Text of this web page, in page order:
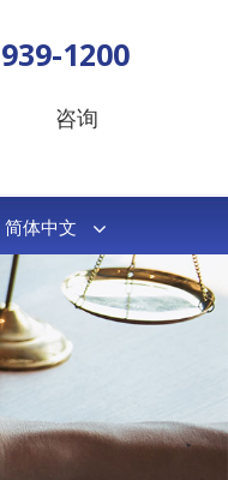
1200
咨询
简体中文